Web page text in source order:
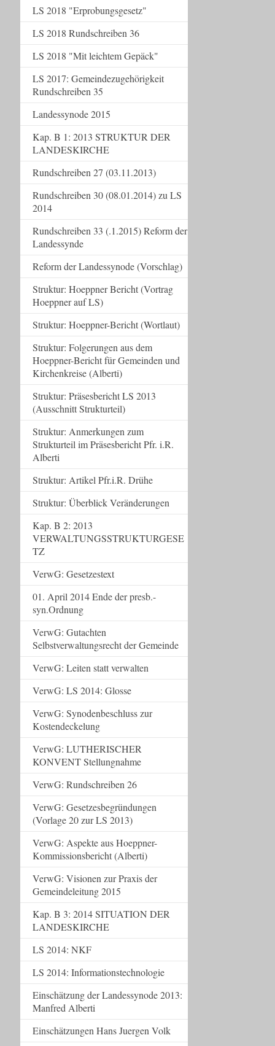
LS 2018 "Erprobungsgesetz"
LS 2018 Rundschreiben 36
LS 2018 "Mit leichtem Gepäck"
LS 2017: Gemeindezugehörigkeit
Rundschreiben 35
Landessynode 2015
Kap. B 1: 2013 STRUKTUR DER
LANDESKIRCHE
Rundschreiben 27 (03.11.2013)
Rundschreiben 30 (08.01.2014) zu LS
2014
Rundschreiben 33 (.1.2015) Reform der
Landessynde
Reform der Landessynode (Vorschlag)
Struktur: Hoeppner Bericht (Vortrag
Hoeppner auf LS)
Struktur: Hoeppner-Bericht (Wortlaut)
Struktur: Folgerungen aus dem
Hoeppner-Bericht für Gemeinden und
Kirchenkreise (Alberti)
Struktur: Präsesbericht LS 2013
(Ausschnitt Strukturteil)
Struktur: Anmerkungen zum
Strukturteil im Präsesbericht Pfr. i.R.
Alberti
Struktur: Artikel Pfr.i.R. Drühe
Struktur: Überblick Veränderungen
Kap. B 2: 2013
VERWALTUNGSSTRUKTURGESE
TZ
VerwG: Gesetzestext
01. April 2014 Ende der presb.-
syn.Ordnung
VerwG: Gutachten
Selbstverwaltungsrecht der Gemeinde
VerwG: Leiten statt verwalten
VerwG: LS 2014: Glosse
VerwG: Synodenbeschluss zur
Kostendeckelung
VerwG: LUTHERISCHER
KONVENT Stellungnahme
VerwG: Rundschreiben 26
VerwG: Gesetzesbegründungen
(Vorlage 20 zur LS 2013)
VerwG: Aspekte aus Hoeppner-
Kommissionsbericht (Alberti)
VerwG: Visionen zur Praxis der
Gemeindeleitung 2015
Kap. B 3: 2014 SITUATION DER
LANDESKIRCHE
LS 2014: NKF
LS 2014: Informationstechnologie
Einschätzung der Landessynode 2013:
Manfred Alberti
Einschätzungen Hans Juergen Volk